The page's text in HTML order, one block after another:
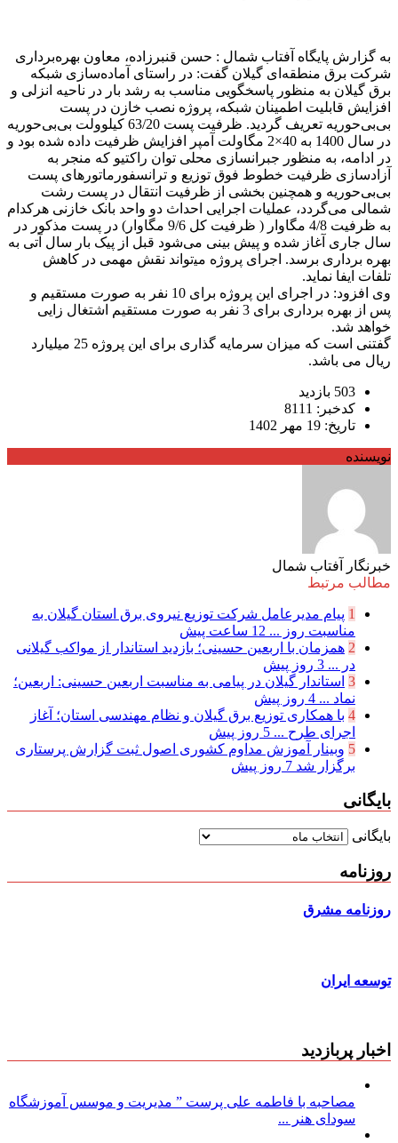
به گزارش پایگاه آفتاب شمال : حسن قنبرزاده، معاون بهره‌برداری
شرکت برق منطقه‌ای گیلان گفت: در راستای آماده‌سازی شبکه
برق گیلان به منظور پاسخگویی مناسب به رشد بار در ناحیه انزلی و
افزایش قابلیت اطمینان شبکه، پروژه نصب خازن در پست
بی‌بی‌حوریه تعریف گردید. ظرفیت پست 63/20 کیلوولت بی‌بی‌حوریه
در سال 1400 به 40×2 مگاولت آمپر افزایش ظرفیت داده شده بود و
در ادامه، به منظور جبرانسازی محلی توان راکتیو که منجر به
آزادسازی ظرفیت خطوط فوق توزیع و ترانسفورماتورهای پست
بی‌بی‌حوریه و همچنین بخشی از ظرفیت انتقال در پست رشت
شمالی می‌گردد، عملیات اجرایی احداث دو واحد بانک خازنی هرکدام
به ظرفیت 4/8 مگاوار ( ظرفیت کل 9/6 مگاوار) در پست مذکور در
سال جاری آغاز شده و پیش بینی می‌شود قبل از پیک بار سال آتی به
بهره برداری برسد. اجرای پروژه می‍‌تواند نقش مهمی در کاهش
تلفات ایفا نماید.
وی افزود: در اجرای این پروژه برای 10 نفر به صورت مستقیم و
پس از بهره برداری برای 3 نفر به صورت مستقیم اشتغال زایی
خواهد شد.
گفتنی است که میزان سرمایه گذاری برای این پروژه 25 میلیارد
ریال می باشد.
503 بازدید
کدخبر: 8111
تاریخ: 19 مهر 1402
نویسنده
خبرنگار آفتاب شمال
مطالب مرتبط
1 پیام مدیرعامل شركت توزیع نیروی برق استان گیلان به
مناسبت روز ... 12 ساعت پیش
2 همزمان با اربعین حسینی؛ بازدید استاندار از مواکب گیلانی
در ... 3 روز پیش
3 استاندار گیلان در پیامی به مناسبت اربعین حسینی: اربعین؛
نماد ... 4 روز پیش
4 با همکاری توزیع برق گیلان و نظام مهندسی استان؛ آغاز
اجرای طرح ... 5 روز پیش
5 وبینار آموزش مداوم کشوری اصول ثبت گزارش پرستاری
برگزار شد 7 روز پیش
بایگانی
بایگانی
روزنامه
روزنامه مشرق
توسعه ایران
اخبار پربازدید
مصاحبه با فاطمه علی پرست ” مدیریت و موسس آموزشگاه
سودای هنر ...